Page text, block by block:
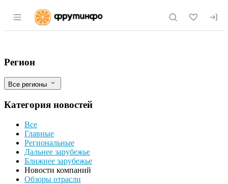
Раздел навигации по сайту fruitinfo.ru
"Фруктонад Групп" совместно с ABB
Фильтры
Регион
Все регионы
Категория новостей
Все
Главные
Региональные
Дальнее зарубежье
Ближнее зарубежье
Новости компаний
Обзоры отрасли